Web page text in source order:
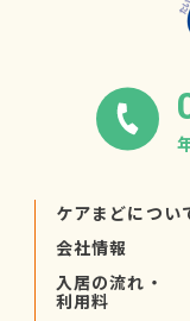
ケアまどについ
会社情報
入居の流れ・
利用料